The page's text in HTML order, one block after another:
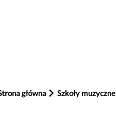
główna Szkoły muzyczne